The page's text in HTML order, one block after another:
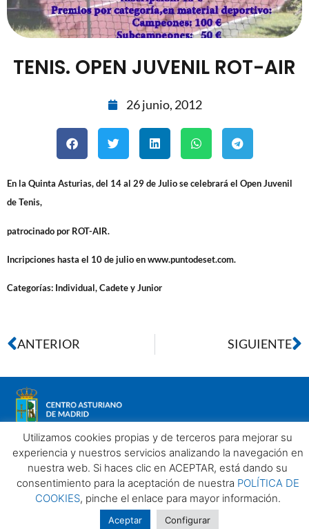
TENIS. OPEN JUVENIL ROT-AIR
26 junio, 2012
En la Quinta Asturias, del 14 al 29 de Julio se celebrará el Open Juvenil
de Tenis,
patrocinado por ROT-AIR.
Incripciones hasta el 10 de julio en www.puntodeset.com.
Categorías: Individual, Cadete y Junior
ANTERIOR SIGUIENTE
Aviso legalPolítica de privacidadPolítica de Cookies
Centro Asturiano de Madrid. Todos los derechos reservados
2025©
Utilizamos cookies propias y de terceros para mejorar su
experiencia y nuestros servicios analizando la navegación en
nuestra web. Si haces clic en ACEPTAR, está dando su
consentimiento para la aceptación de nuestra POLÍTICA DE
COOKIES, pinche el enlace para mayor información.
Aceptar Configurar